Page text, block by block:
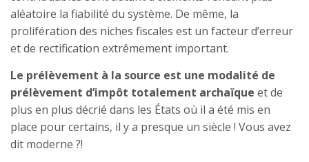
aléatoire la fiabilité du système. De même, la
prolifération des niches fiscales est un facteur d’erreur
et de rectification extrêmement important.
Le prélèvement à la source est une modalité de
prélèvement d’impôt totalement archaïque et de
plus en plus décrié dans les États où il a été mis en
place pour certains, il y a presque un siècle ! Vous avez
dit moderne ?!